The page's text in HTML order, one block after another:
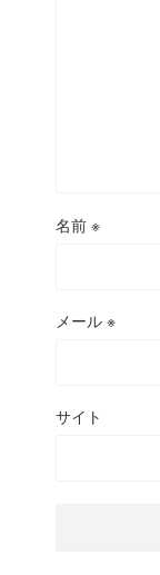
名前 ※
メール ※
サイト